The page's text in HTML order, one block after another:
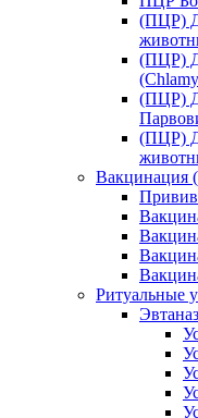
(ПЦР)
(ПЦР)
(ПЦР)
(ПЦР)
Вакцинация
Ритуальные